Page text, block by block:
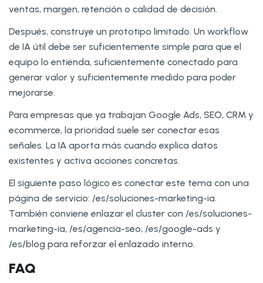
ventas, margen, retención o calidad de decisión.
Después, construye un prototipo limitado. Un workflow
de IA útil debe ser suficientemente simple para que el
equipo lo entienda, suficientemente conectado para
generar valor y suficientemente medido para poder
mejorarse.
Para empresas que ya trabajan Google Ads, SEO, CRM y
ecommerce, la prioridad suele ser conectar esas
señales. La IA aporta más cuando explica datos
existentes y activa acciones concretas.
El siguiente paso lógico es conectar este tema con una
página de servicio: /es/soluciones-marketing-ia.
También conviene enlazar el cluster con /es/soluciones-
marketing-ia, /es/agencia-seo, /es/google-ads y
/es/blog para reforzar el enlazado interno.
FAQ